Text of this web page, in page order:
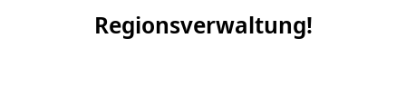
Regionsverwaltung!